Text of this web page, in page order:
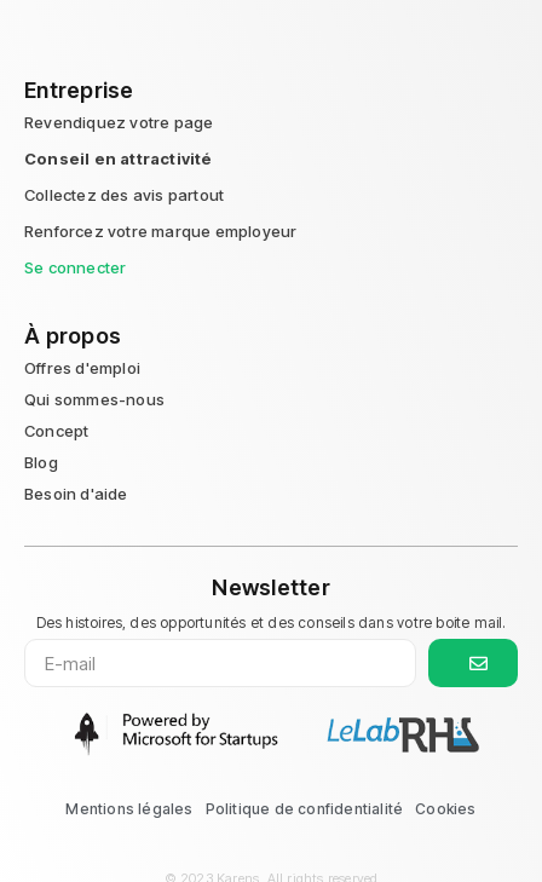
Entreprise
Revendiquez votre page
Conseil en attractivité
Collectez des avis partout
Renforcez votre marque employeur
Se connecter
À propos
Offres d'emploi
Qui sommes-nous
Concept
Blog
Besoin d'aide
Newsletter
Des histoires, des opportunités et des conseils dans votre boite mail.
Mentions légales Politique de confidentialité Cookies
© 2023 Karens. All rights reserved